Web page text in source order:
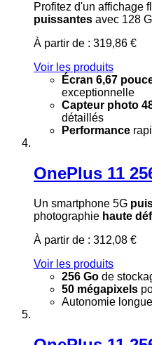
Profitez d'un affichage
puissantes avec 128
À partir de : 319,86 €
Voir les produits
Écran 6,67
exceptionnelle
Capteur photo
détaillés
Performance
OnePlus 11
Un smartphone 5G
photographie haute
À partir de : 312,08 €
Voir les produits
256 Go de
50 mégapixels
Autonomie